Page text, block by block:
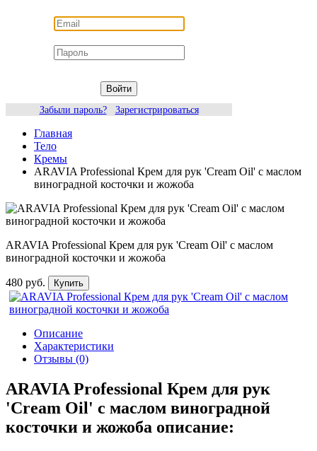
Войти
Забыли пароль?
Зарегистрироваться
Главная
Тело
Кремы
ARAVIA Professional Крем для рук 'Cream Oil' с маслом
виноградной косточки и жожоба
ARAVIA Professional Крем для рук 'Cream Oil' с маслом
виноградной косточки и жожоба
480 руб. Купить
Описание
Характеристики
Отзывы (0)
ARAVIA Professional Крем для рук
'Cream Oil' с маслом виноградной
косточки и жожоба описание: